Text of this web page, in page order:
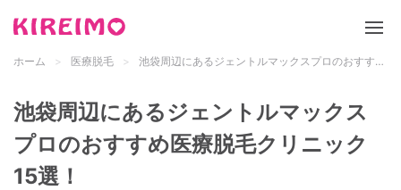
脱毛サロン
医療脱毛
ホーム 医療脱毛 池袋周辺にあるジェントルマックスプロのおすすめ医療脱毛クリニック15選！
池袋周辺にあるジェントルマックス
プロのおすすめ医療脱毛クリニック
15選！